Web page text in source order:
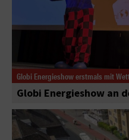
Globi Energieshow erstmals mit
Globi Energieshow an